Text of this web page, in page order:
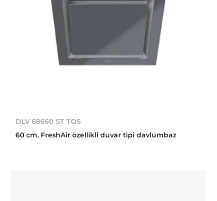
DLV 68660 ST TOS
60 cm, FreshAir özellikli duvar tipi davlumbaz